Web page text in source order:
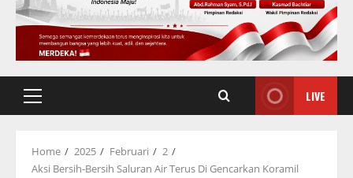
Primary
LIVE
Home 2025 Februari
2
Aksi Bersih-Bersih Saluran Air Terus Di Gencarkan Koramil